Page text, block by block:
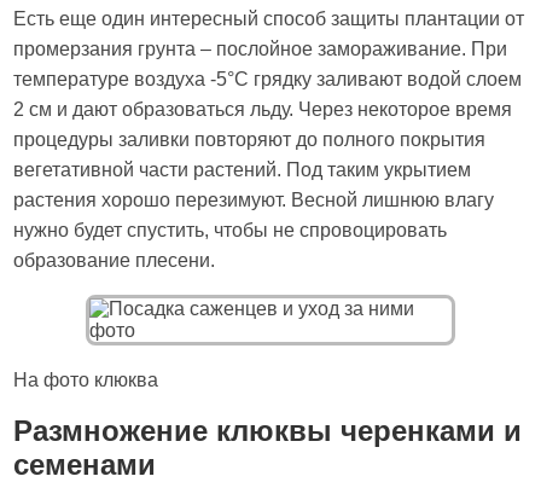
Есть еще один интересный способ защиты плантации от
промерзания грунта – послойное замораживание. При
температуре воздуха -5°C грядку заливают водой слоем
2 см и дают образоваться льду. Через некоторое время
процедуры заливки повторяют до полного покрытия
вегетативной части растений. Под таким укрытием
растения хорошо перезимуют. Весной лишнюю влагу
нужно будет спустить, чтобы не спровоцировать
образование плесени.
На фото клюква
Размножение клюквы черенками и
семенами